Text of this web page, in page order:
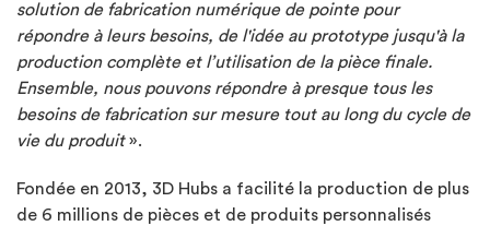
solution de fabrication numérique de pointe pour
répondre à leurs besoins, de l'idée au prototype jusqu'à la
production complète et l’utilisation de la pièce finale.
Ensemble, nous pouvons répondre à presque tous les
besoins de fabrication sur mesure tout au long du cycle de
vie du produit».
Fondée en 2013, 3D Hubs a facilité la production de plus
de 6 millions de pièces et de produits personnalisés